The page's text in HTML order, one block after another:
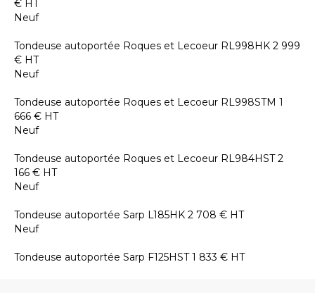
€ HT
Neuf
Tondeuse autoportée Roques et Lecoeur RL998HK 2 999
€ HT
Neuf
Tondeuse autoportée Roques et Lecoeur RL998STM 1
666 € HT
Neuf
Tondeuse autoportée Roques et Lecoeur RL984HST 2
166 € HT
Neuf
Tondeuse autoportée Sarp L185HK 2 708 € HT
Neuf
Tondeuse autoportée Sarp F125HST 1 833 € HT